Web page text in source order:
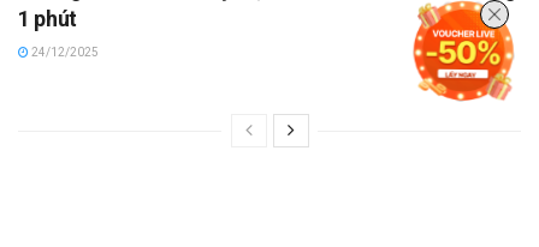
1 phút
24/12/2025